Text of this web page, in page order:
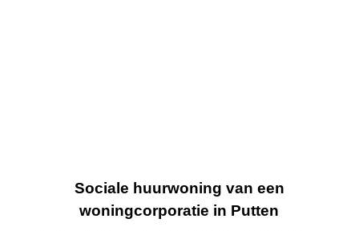
Sociale huurwoning van een
woningcorporatie in Putten